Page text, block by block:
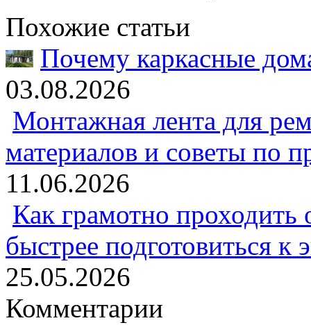
Похожие статьи
Почему каркасные
03.08.2026
Монтажная лента для
материалов и советы по
11.06.2026
Как грамотно проходить
быстрее подготовиться к
25.05.2026
Комментарии